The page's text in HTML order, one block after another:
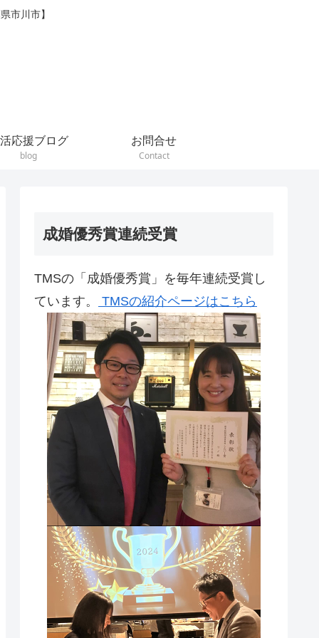
市川市】
応援ブログ
blog
お問合せ
Contact
成婚優秀賞連続受賞
TMSの「成婚優秀賞」を毎年連続受賞し
ています。
TMSの紹介ページはこちら